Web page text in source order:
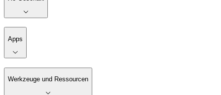
Apps
Werkzeuge und Ressourcen